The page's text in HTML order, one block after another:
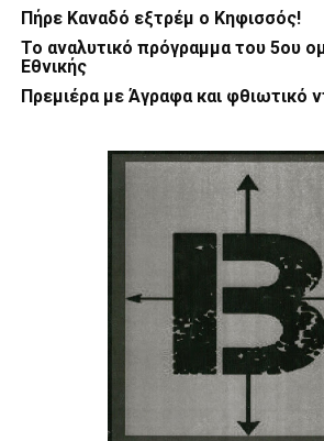
Πήρε Καναδό εξτρέμ ο Κηφισσός!
Το αναλυτικό πρόγραμμα του 5ου
Εθνικής
Πρεμιέρα με Άγραφα και φθιωτικό